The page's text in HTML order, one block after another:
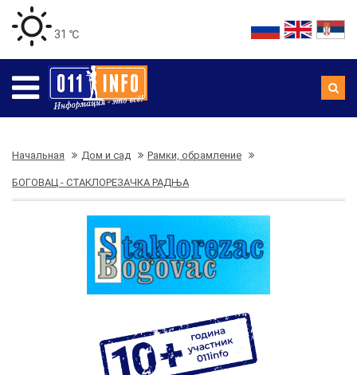
31 ℃
Начальная Дом и сад Рамки, обрамление
БОГОВАЦ - СТАКЛОРЕЗАЧКА РАДЊА